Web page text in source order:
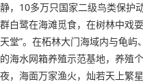
静，10多万只国家二级鸟类保护
群白鹭在海滩觅食，在树林中戏
天堂”。在柘林大门海域内与龟
的海水网箱养殖示范基地，养殖
夜，海面万家渔火，灿若天上繁